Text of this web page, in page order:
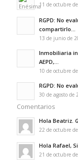
11 de octubre
RGPD: No
compartirlo...
13 de junio de
Inmobiliaria
AEPD,...
10 de octubre
RGPD: No
30 de agosto de
Comentarios
Hola Beatriz.
22 de octubre
Hola Rafael,
21 de octubre